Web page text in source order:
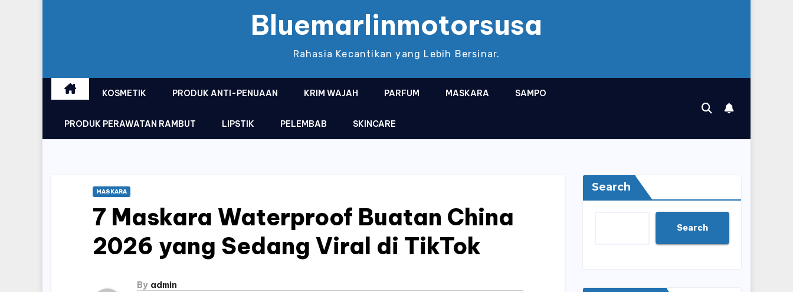
Bluemarlinmotorsusa
Rahasia Kecantikan yang Lebih Bersinar.
KOSMETIK PRODUK ANTI-PENUAAN KRIM WAJAH PARFUM MASKARA SAMPO
PRODUK PERAWATAN RAMBUT LIPSTIK PELEMBAB SKINCARE
MASKARA
7 Maskara Waterproof Buatan China
2026 yang Sedang Viral di TikTok
By admin
Search
Search